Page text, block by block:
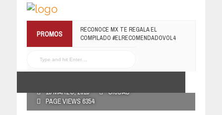
PROMOS
RECONOCE MX TE REGALA EL
COMPILADO #ELRECOMENDADOVOL4
19 MARZO, 2019
CIUDAD
PAGE VIEWS 6354